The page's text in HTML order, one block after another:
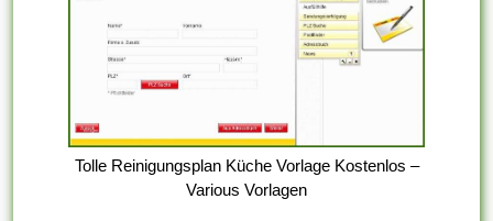
Tolle Reinigungsplan Küche Vorlage Kostenlos –
Various Vorlagen